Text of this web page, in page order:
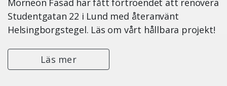
Morneon Fasad har fått förtroendet att renovera
Studentgatan 22 i Lund med återanvänt
Helsingborgstegel. Läs om vårt hållbara projekt!
Läs mer